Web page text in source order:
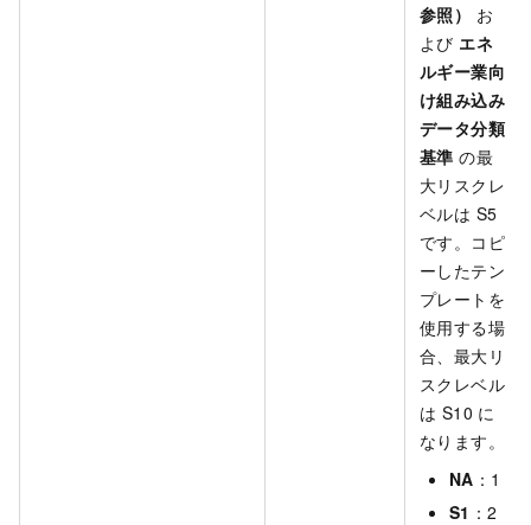
参照）
お
よび エネ
ルギー業向
け組み込み
データ分類
基準 の最
大リスクレ
ベルは S5
です。コピ
ーしたテン
プレートを
使用する場
合、最大リ
スクレベル
は S10 に
なります。
NA ：1
S1 ：2